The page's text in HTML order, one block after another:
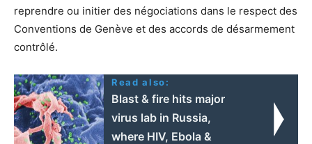
reprendre ou initier des négociations dans le respect des
Conventions de Genève et des accords de désarmement
contrôlé.
Read also:
Blast & fire hits major
virus lab in Russia,
where HIV, Ebola &